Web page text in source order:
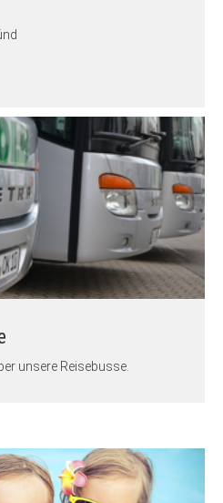
unsere Reisebusse.